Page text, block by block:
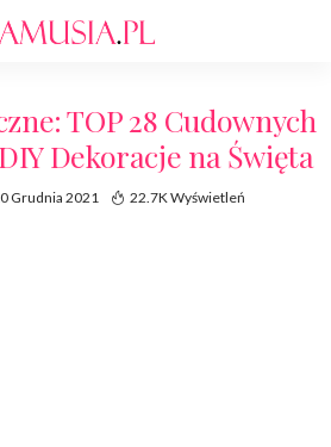
TOP 28 Cudownych
Dekoracje na Święta
Grudnia 2021 22.7K Wyświetleń